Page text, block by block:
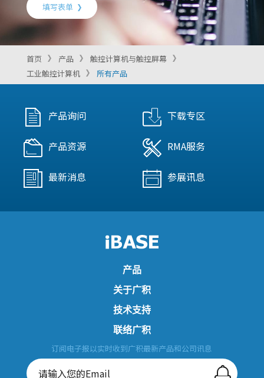
填写表单
首页 产品
触控计算机与触控屏幕
工业触控计算机
所有产品
产品询问 下载专区
产品资源 RMA服务
最新消息 参展讯息
产品
关于广积
技术支持
联络广积
订阅电子报以实时收到广积最新产品和公司讯息